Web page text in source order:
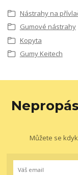
Nástrahy na
Gumové nástrahy
Kopyta
Gumy Keitech
Můžete se